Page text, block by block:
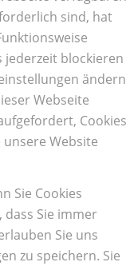
sind, hat
jederzeit blockieren
ändern
Webseite
Cookies
Website
Sie Cookies
Sie immer
Sie uns
zu speichern. Sie